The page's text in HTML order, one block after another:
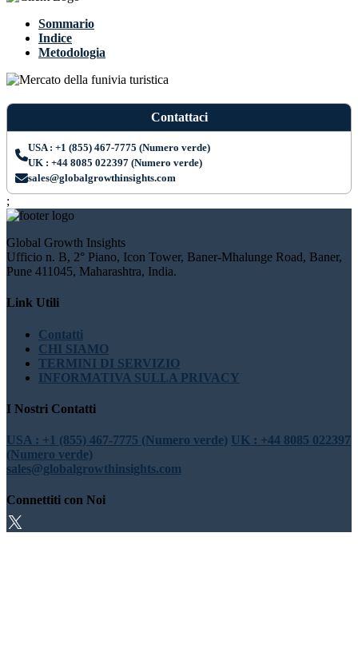
Sommario
Indice
Metodologia
Contattaci
USA : +1 (855) 467-7775 (Numero verde)
UK : +44 8085 022397 (Numero verde)
sales@globalgrowthinsights.com
;
Global Growth Insights
Ufficio n. B, 2° Piano, Icon Tower, Baner-Mhalunge Road, Baner,
Pune 411045, Maharashtra, India.
Link Utili
Contatti
CHI SIAMO
TERMINI DI SERVIZIO
INFORMATIVA SULLA PRIVACY
I Nostri Contatti
USA : +1 (855) 467-7775 (Numero verde) UK : +44 8085 022397
(Numero verde)
sales@globalgrowthinsights.com
Connettiti con Noi